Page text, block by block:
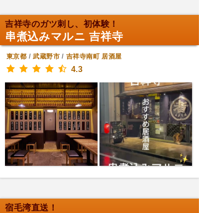
吉祥寺のガツ刺し、初体験！
串煮込みマルニ 吉祥寺
東京都 /武蔵野市/吉祥寺南町 居酒屋
4.3
宿毛湾直送！